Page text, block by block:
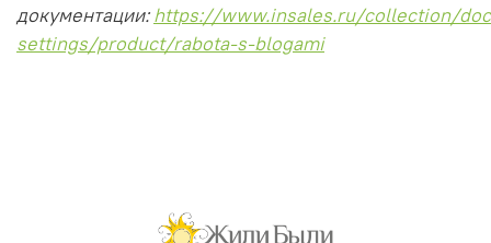
документации:https://www.insales.ru/collection/
settings/product/rabota-s-blogami